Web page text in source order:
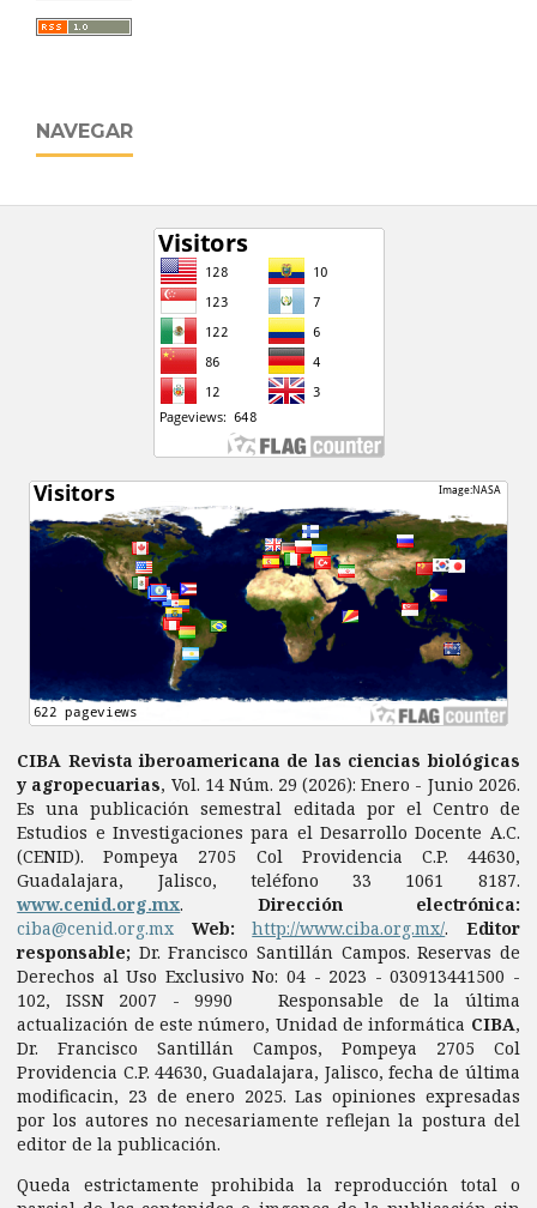
NAVEGAR
CIBA Revista iberoamericana de las ciencias biológicas
y agropecuarias, Vol. 14 Núm. 29 (2026): Enero - Junio 2026.
Es una publicación semestral editada por el Centro de
Estudios e Investigaciones para el Desarrollo Docente A.C.
(CENID). Pompeya 2705 Col Providencia C.P. 44630,
Guadalajara, Jalisco, teléfono 33 1061 8187.
www.cenid.org.mx. Dirección electrónica:
ciba@cenid.org.mx
Web: http://www.ciba.org.mx/. Editor
responsable; Dr. Francisco Santillán Campos. Reservas de
Derechos al Uso Exclusivo No: 04 - 2023 - 030913441500 -
102, ISSN 2007 - 9990 Responsable de la última
actualización de este número, Unidad de informática CIBA,
Dr. Francisco Santillán Campos, Pompeya 2705 Col
Providencia C.P. 44630, Guadalajara, Jalisco, fecha de última
modificacin, 23 de enero 2025. Las opiniones expresadas
por los autores no necesariamente reflejan la postura del
editor de la publicación.
Queda estrictamente prohibida la reproducción total o